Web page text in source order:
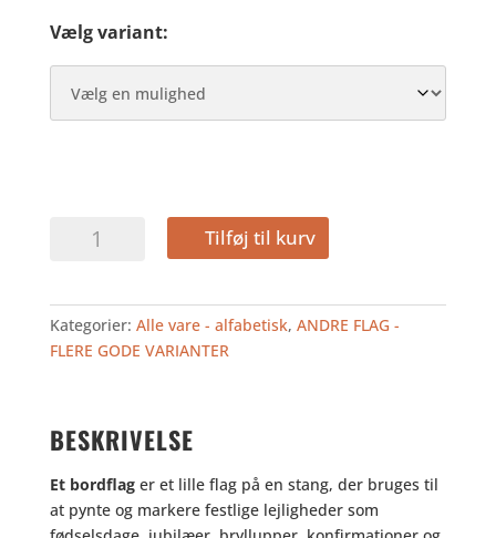
Vælg variant:
antal
Tilføj til kurv
Kategorier: Alle vare - alfabetisk, ANDRE FLAG -
FLERE GODE VARIANTER
BESKRIVELSE
Et bordflager et lille flag på en stang, der bruges til
at pynte og markere festlige lejligheder som